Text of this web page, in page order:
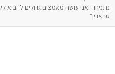
נתניהו: "אני עושה מאמצים גדולים להביא
טראבין"